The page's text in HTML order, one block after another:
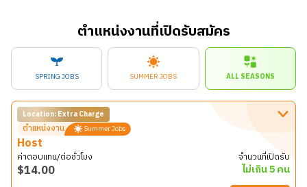
ตำแหน่งงานที่เปิดรับสมัคร
SPRING JOBS SUMMER JOBS ALL SEASONS
Location: Extra Charge
ตำแหน่งงาน Summer Jobs
Host
ค่าตอบแทน/ต่อชั่วโมง
$14.00
จำนวนที่เปิดรับ
ไม่เกิน 5 คน